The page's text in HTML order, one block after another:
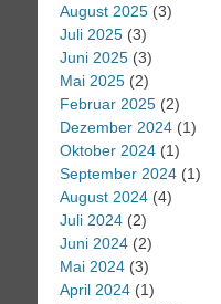
August 2025 (3)
Juli 2025 (3)
Juni 2025 (3)
Mai 2025 (2)
Februar 2025 (2)
Dezember 2024 (1)
Oktober 2024 (1)
September 2024 (1)
August 2024 (4)
Juli 2024 (2)
Juni 2024 (2)
Mai 2024 (3)
April 2024 (1)